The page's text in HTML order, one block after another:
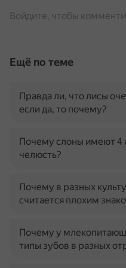
Войдите, чтобы
Ещё по теме
Правда ли, что лисы
если да, то почему?
Почему слоны имеют 4
челюсть?
Почему в разных
считается плохим
Почему у
типы зубов в разных